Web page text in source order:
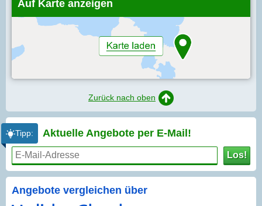
Auf Karte anzeigen
Zurück nach oben
Tipp: Aktuelle Angebote per E-Mail!
Los!
Angebote vergleichen über